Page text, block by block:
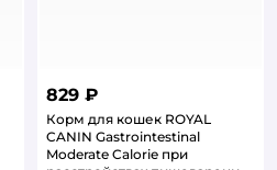
829 ₽
Корм для кошек ROYAL
CANIN Gastrointestinal
Moderate Calorie при